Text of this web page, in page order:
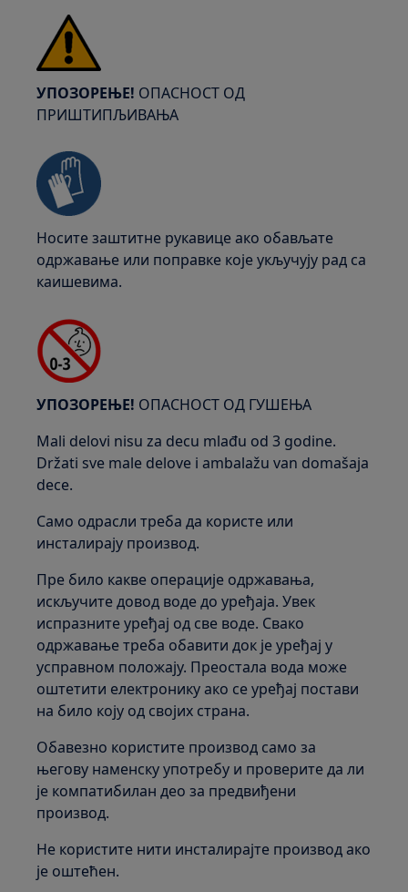
УПОЗОРЕЊЕ! ОПАСНОСТ ОД
ПРИШТИПЉИВАЊА
Носите заштитне рукавице ако обављате
одржавање или поправке које укључују рад са
каишевима.
УПОЗОРЕЊЕ! ОПАСНОСТ ОД ГУШЕЊА
Mali delovi nisu za decu mlađu od 3 godine.
Držati sve male delove i ambalažu van domašaja
dece.
Само одрасли треба да користе или
инсталирају производ.
Пре било какве операције одржавања,
искључите довод воде до уређаја. Увек
испразните уређај од све воде. Свако
одржавање треба обавити док је уређај у
усправном положају. Преостала вода може
оштетити електронику ако се уређај постави
на било коју од својих страна.
Обавезно користите производ само за
његову наменску употребу и проверите да ли
је компатибилан део за предвиђени
производ.
Не користите нити инсталирајте производ ако
је оштећен.